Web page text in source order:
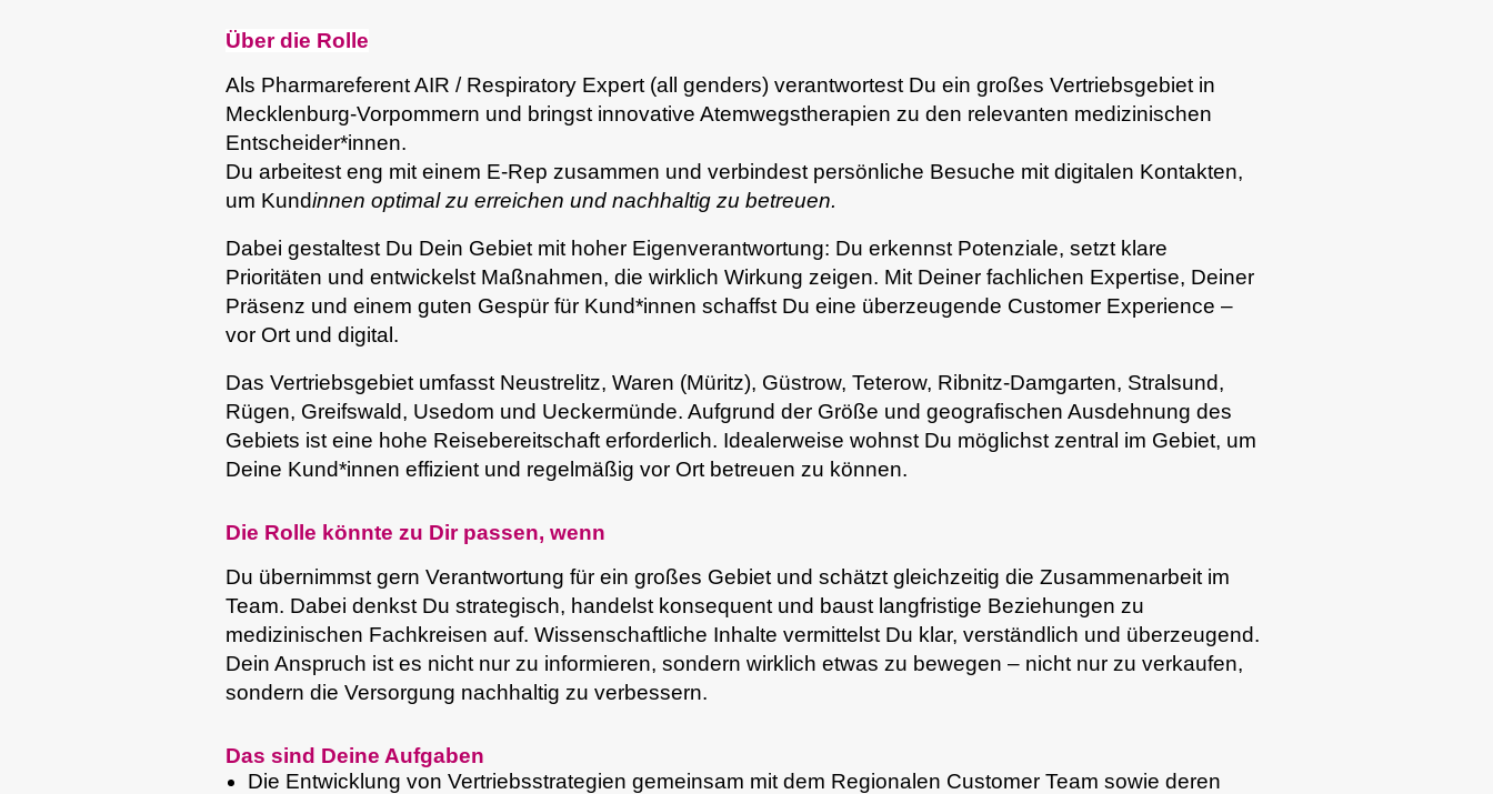
Über die Rolle
Als Pharmareferent AIR / Respiratory Expert (all genders) verantwortest Du ein großes Vertriebsgebiet in
Mecklenburg-Vorpommern und bringst innovative Atemwegstherapien zu den relevanten medizinischen
Entscheider*innen.
Du arbeitest eng mit einem E-Rep zusammen und verbindest persönliche Besuche mit digitalen Kontakten,
um Kundinnen optimal zu erreichen und nachhaltig zu betreuen.
Dabei gestaltest Du Dein Gebiet mit hoher Eigenverantwortung: Du erkennst Potenziale, setzt klare
Prioritäten und entwickelst Maßnahmen, die wirklich Wirkung zeigen. Mit Deiner fachlichen Expertise, Deiner
Präsenz und einem guten Gespür für Kund*innen schaffst Du eine überzeugende Customer Experience –
vor Ort und digital.
Das Vertriebsgebiet umfasst Neustrelitz, Waren (Müritz), Güstrow, Teterow, Ribnitz-Damgarten, Stralsund,
Rügen, Greifswald, Usedom und Ueckermünde. Aufgrund der Größe und geografischen Ausdehnung des
Gebiets ist eine hohe Reisebereitschaft erforderlich. Idealerweise wohnst Du möglichst zentral im Gebiet, um
Deine Kund*innen effizient und regelmäßig vor Ort betreuen zu können.
Die Rolle könnte zu Dir passen, wenn
Du übernimmst gern Verantwortung für ein großes Gebiet und schätzt gleichzeitig die Zusammenarbeit im
Team. Dabei denkst Du strategisch, handelst konsequent und baust langfristige Beziehungen zu
medizinischen Fachkreisen auf. Wissenschaftliche Inhalte vermittelst Du klar, verständlich und überzeugend.
Dein Anspruch ist es nicht nur zu informieren, sondern wirklich etwas zu bewegen – nicht nur zu verkaufen,
sondern die Versorgung nachhaltig zu verbessern.
Das sind Deine Aufgaben
Die Entwicklung von Vertriebsstrategien gemeinsam mit dem Regionalen Customer Team sowie deren